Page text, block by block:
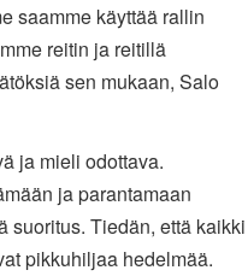
saamme käyttää rallin
reitin ja reitillä
sen mukaan, Salo
ja mieli odottava.
ja parantamaan
suoritus. Tiedän, että kaikki
pikkuhiljaa hedelmää.